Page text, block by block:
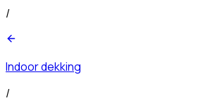
/
Indoor dekking
/